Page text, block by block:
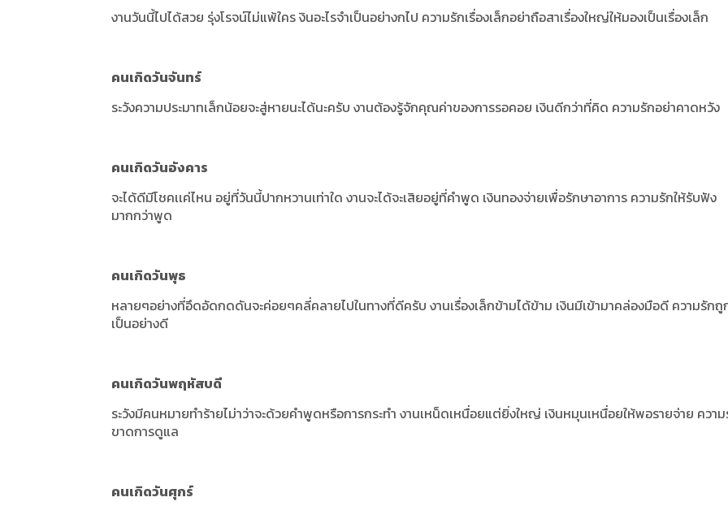
งานวันนี้ไปได้สวย รุ่งโรจน์ไม่แพ้ใคร งินอะไรจำเป็นอย่างกไป ความรักเรื่องเล็กอย่าถือสาเรื่องใหญ่ให้มองเป็นเรื่องเล็ก
คนเกิดวันจันทร์
ระวังความประมาทเล็กน้อยจะสู่หายนะได้นะครับ งานต้องรู้จักคุณค่าของการรอคอย เงินดีกว่าที่คิด ความรักอย่าคาดหวัง
คนเกิดวันอังคาร
จะได้ดีมีโชคเเค่ไหน อยู่ที่วันนี้ปากหวานเท่าใด งานจะได้จะเสิยอยู่ที่คำพูด เงินทองจ่ายเพื่อรักษาอาการ ความรักให้รับฟัง
มากกว่าพูด
คนเกิดวันพุธ
หลายๆอย่างที่อึดอัดกดดันจะค่อยๆคลี่คลายไปในทางที่ดีครับ งานเรื่องเล็กข้ามได้ข้าม เงินมีเข้ามาคล่องมือดี ความรัก
เป็นอย่างดี
คนเกิดวันพฤหัสบดี
ระวังมีคนหมายทำร้ายไม่าว่าจะด้วยคำพูดหรือการกระทำ งานเหน็ดเหนื่อยแต่ยิ่งใหญ่ เงินหมุนเหนื่อยให้พอรายจ่าย ควา
ขาดการดูแล
คนเกิดวันศุกร์